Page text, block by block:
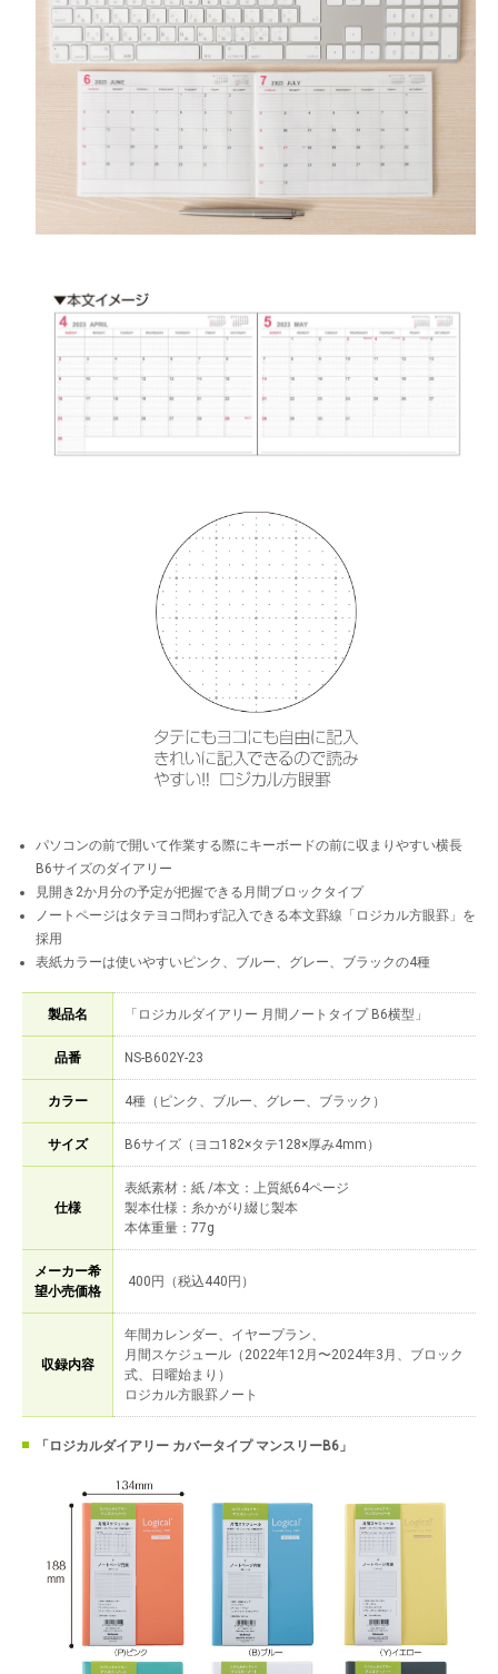
パソコンの前で開いて作業する際にキーボードの前に収まりやすい横長
B6サイズのダイアリー
見開き2か月分の予定が把握できる月間ブロックタイプ
ノートページはタテヨコ問わず記入できる本文罫線「ロジカル方眼罫」を
採用
表紙カラーは使いやすいピンク、ブルー、グレー、ブラックの4種
製品名 「ロジカルダイアリー 月間ノートタイプ B6横型」
品番 NS-B602Y-23
カラー 4種（ピンク、ブルー、グレー、ブラック）
サイズ B6サイズ（ヨコ182×タテ128×厚み4mm）
仕様
表紙素材：紙 /本文：上質紙64ページ
製本仕様：糸かがり綴じ製本
本体重量：77g
メーカー希
望小売価格
400円（税込440円）
収録内容
年間カレンダー、イヤープラン、
月間スケジュール（2022年12月〜2024年3月、ブロック
式、日曜始まり）
ロジカル方眼罫ノート
「ロジカルダイアリー カバータイプ マンスリーB6」